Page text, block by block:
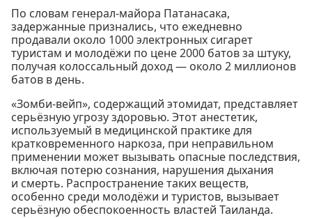
По словам генерал-майора Патанасака,
задержанные признались, что ежедневно
продавали около 1000 электронных сигарет
туристам и молодёжи по цене 2000 батов за штуку,
получая колоссальный доход — около 2 миллионов
батов в день.
«Зомби-вейп», содержащий этомидат, представляет
серьёзную угрозу здоровью. Этот анестетик,
используемый в медицинской практике для
кратковременного наркоза, при неправильном
применении может вызывать опасные последствия,
включая потерю сознания, нарушения дыхания
и смерть. Распространение таких веществ,
особенно среди молодёжи и туристов, вызывает
серьёзную обеспокоенность властей Таиланда.